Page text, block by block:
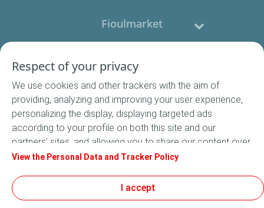
Fioulmarket
Nous contacter
Suivez-nous
Conditions Générales de Vente
Respect of your privacy
We use cookies and other trackers with the aim of
providing, analyzing and improving your user experience,
personalizing the display, displaying targeted ads
according to your profile on both this site and our
partners' sites, and allowing you to share our content over
social media. In accordance with French legislation,
default. You can change your cookie settings at any time
by clicking on the "Manage my cookies" button. By clicking
View the Personal Data and Tracker Policy
I accept